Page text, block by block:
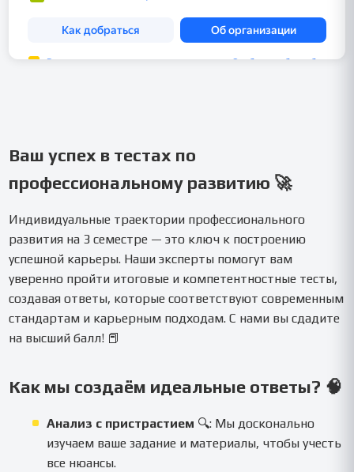
Ваш успех в тестах по
профессиональному развитию 🚀
Индивидуальные траектории профессионального
развития на 3 семестре — это ключ к построению
успешной карьеры. Наши эксперты помогут вам
уверенно пройти итоговые и компетентностные тесты,
создавая ответы, которые соответствуют современным
стандартам и карьерным подходам. С нами вы сдадите
на высший балл! 📕
Как мы создаём идеальные ответы? 🧠
Анализ с пристрастием 🔍: Мы досконально
изучаем ваше задание и материалы, чтобы учесть
все нюансы.